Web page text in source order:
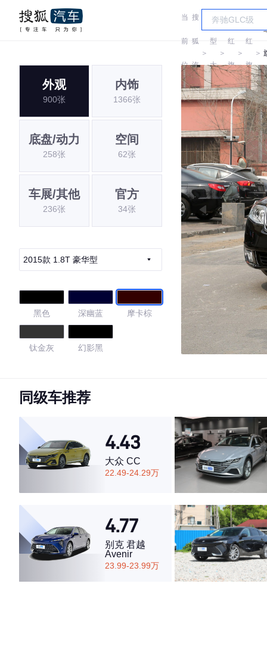
当
前
位
置:
搜
狐
汽
车
＞
车
型
大
全
＞
红
旗
＞
红
旗
＞
外观
900张
内饰
1366张
底盘/动力
258张
空间
62张
车展/其他
236张
官方
34张
2015款 1.8T 豪华型
黑色 深幽蓝 摩卡棕
钛金灰 幻影黑
4.59
·外观表现一般，低于84%同级车
·内饰表现一般，低于78%同级车
·空间表现较为优秀，优于92%同级车
同级车推荐
4.43
大众 CC
22.49-24.29万
4.77
别克 君越
Avenir
23.99-23.99万